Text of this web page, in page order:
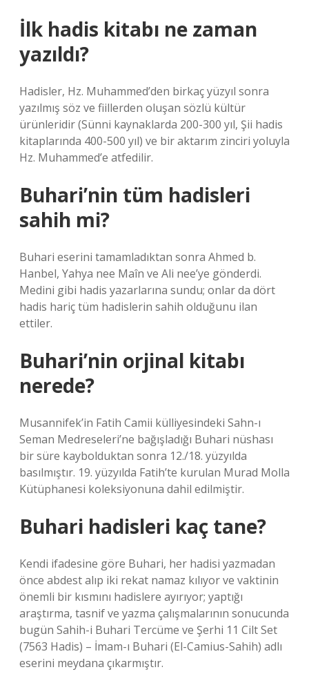
İlk hadis kitabı ne zaman
yazıldı?
Hadisler, Hz. Muhammed’den birkaç yüzyıl sonra
yazılmış söz ve fiillerden oluşan sözlü kültür
ürünleridir (Sünni kaynaklarda 200-300 yıl, Şii hadis
kitaplarında 400-500 yıl) ve bir aktarım zinciri yoluyla
Hz. Muhammed’e atfedilir.
Buhari’nin tüm hadisleri
sahih mi?
Buhari eserini tamamladıktan sonra Ahmed b.
Hanbel, Yahya nee Maîn ve Ali nee’ye gönderdi.
Medini gibi hadis yazarlarına sundu; onlar da dört
hadis hariç tüm hadislerin sahih olduğunu ilan
ettiler.
Buhari’nin orjinal kitabı
nerede?
Musannifek’in Fatih Camii külliyesindeki Sahn-ı
Seman Medreseleri’ne bağışladığı Buhari nüshası
bir süre kaybolduktan sonra 12./18. yüzyılda
basılmıştır. 19. yüzyılda Fatih’te kurulan Murad Molla
Kütüphanesi koleksiyonuna dahil edilmiştir.
Buhari hadisleri kaç tane?
Kendi ifadesine göre Buhari, her hadisi yazmadan
önce abdest alıp iki rekat namaz kılıyor ve vaktinin
önemli bir kısmını hadislere ayırıyor; yaptığı
araştırma, tasnif ve yazma çalışmalarının sonucunda
bugün Sahih-i Buhari Tercüme ve Şerhi 11 Cilt Set
(7563 Hadis) – İmam-ı Buhari (El-Camius-Sahih) adlı
eserini meydana çıkarmıştır.